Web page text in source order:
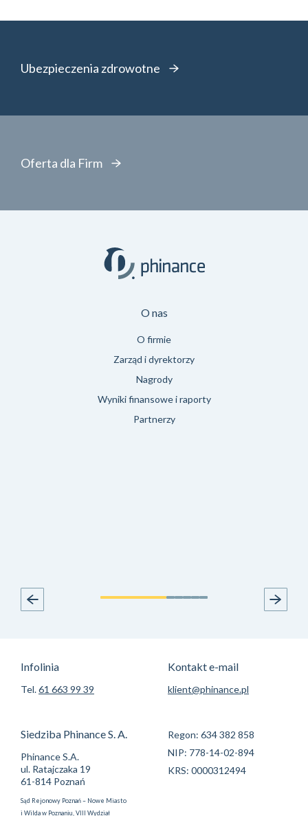
Ubezpieczenia zdrowotne
Oferta dla Firm
O nas
O firmie
Zarząd i dyrektorzy
Nagrody
Wyniki finansowe i raporty
Partnerzy
Infolinia
Tel.61 663 99 39
Kontakt e-mail
klient@phinance.pl
Siedziba Phinance S. A.
Phinance S.A.
ul. Ratajczaka 19
61-814 Poznań
Sąd Rejonowy Poznań – Nowe Miasto
i Wilda w Poznaniu, VIII Wydział
Regon: 634 382 858
NIP: 778-14-02-894
KRS: 0000312494